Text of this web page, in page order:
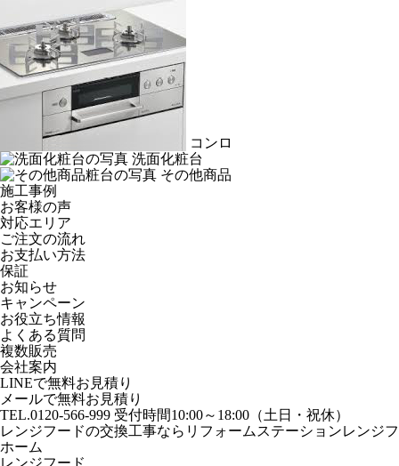
コンロ
洗面化粧台
その他商品
施工事例
お客様の声
対応エリア
ご注文の流れ
お支払い方法
保証
お知らせ
キャンペーン
お役立ち情報
よくある質問
複数販売
会社案内
LINEで無料お見積り
メールで無料お見積り
TEL.0120-566-999 受付時間10:00～18:00（土日・祝休）
レンジフードの交換工事なら リフォームステーションレンジ
ホーム
レンジフード